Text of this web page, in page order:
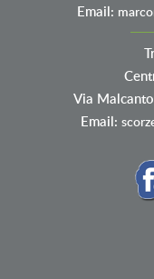
Email:
Via
Email: